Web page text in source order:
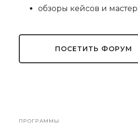
обзоры кейсов и
ПОСЕТИТЬ ФОРУМ
ПРОГРАММЫ